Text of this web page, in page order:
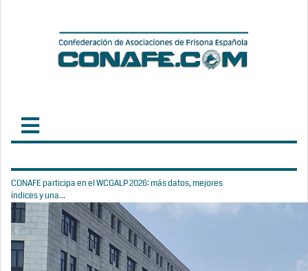
CONAFE participa en el WCGALP 2026: más datos, mejores
índices y una...